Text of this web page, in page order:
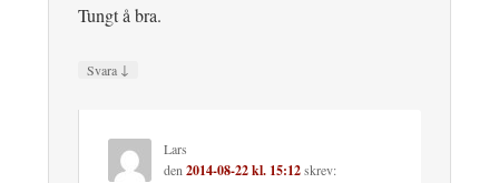
Tungt å bra.
Svara ↓
Lars
den 2014-08-22 kl. 15:12skrev: